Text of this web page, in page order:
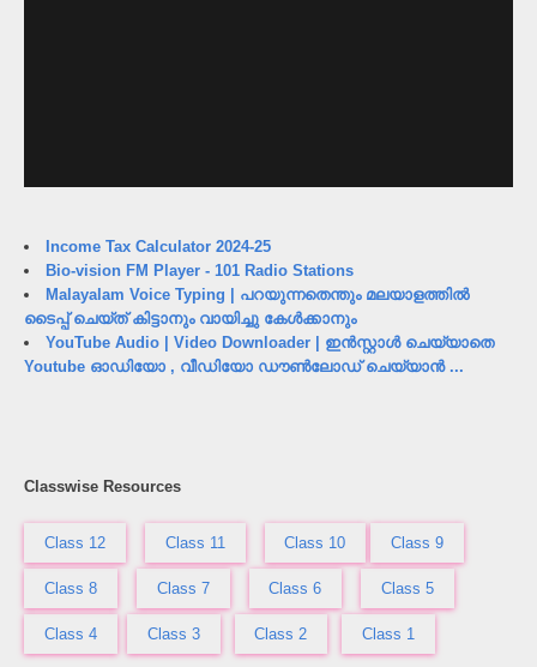
Income Tax Calculator 2024-25
Bio-vision FM Player - 101 Radio Stations
Malayalam Voice Typing | പറയുന്നതെന്തും മലയാളത്തിൽ
ടൈപ്പ് ചെയ്ത് കിട്ടാനും വായിച്ചു കേൾക്കാനും
YouTube Audio | Video Downloader | ഇൻസ്റ്റാൾ ചെയ്യാതെ
Youtube ഓഡിയോ , വീഡിയോ ഡൗൺലോഡ് ചെയ്യാൻ ...
Classwise Resources
Class 12 Class 11 Class 10 Class 9
Class 8 Class 7 Class 6 Class 5
Class 4 Class 3 Class 2 Class 1